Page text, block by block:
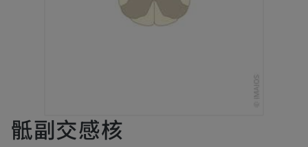
骶副交感核